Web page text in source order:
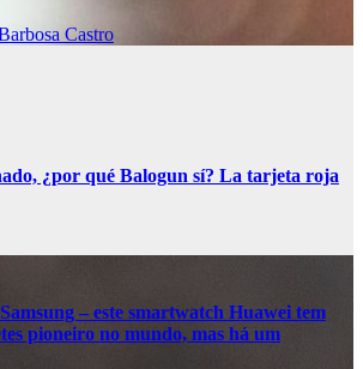
Castro
¿por qué Balogun sí? La tarjeta roja
– este smartwatch Huawei tem
pioneiro no mundo, mas há um